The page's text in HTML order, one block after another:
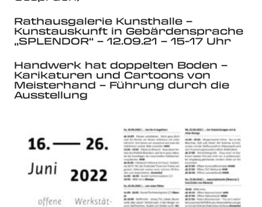
Rathausgalerie Kunsthalle –
Kunstauskunft in Gebärdensprache
„SPLENDOR“ – 12.09.21 – 15-17 Uhr
Handwerk hat doppelten Boden –
Karikaturen und Cartoons von
Meisterhand – Führung durch die
Ausstellung